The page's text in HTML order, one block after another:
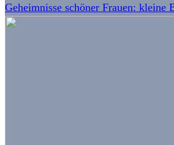
Geheimnisse schöner Frauen: kleine